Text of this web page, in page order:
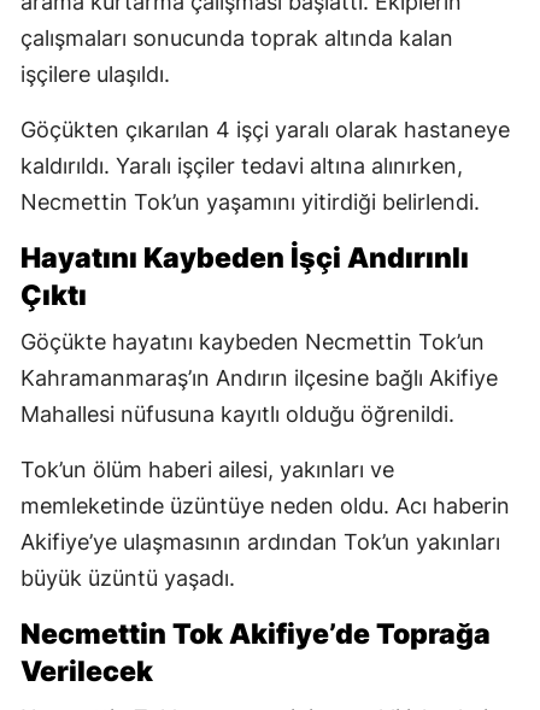
çalışmaları sonucunda toprak altında kalan
işçilere ulaşıldı.
Göçükten çıkarılan 4 işçi yaralı olarak hastaneye
kaldırıldı. Yaralı işçiler tedavi altına alınırken,
Necmettin Tok’un yaşamını yitirdiği belirlendi.
Hayatını Kaybeden İşçi Andırınlı
Çıktı
Göçükte hayatını kaybeden Necmettin Tok’un
Kahramanmaraş’ın Andırın ilçesine bağlı Akifiye
Mahallesi nüfusuna kayıtlı olduğu öğrenildi.
Tok’un ölüm haberi ailesi, yakınları ve
memleketinde üzüntüye neden oldu. Acı haberin
Akifiye’ye ulaşmasının ardından Tok’un yakınları
büyük üzüntü yaşadı.
Necmettin Tok Akifiye’de Toprağa
Verilecek